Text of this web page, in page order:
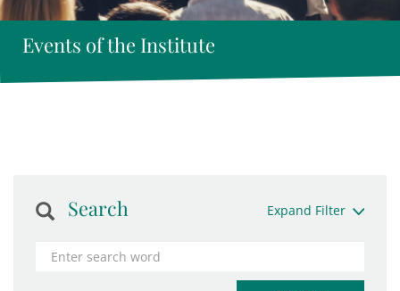
Events of the Institute
Search Expand Filter